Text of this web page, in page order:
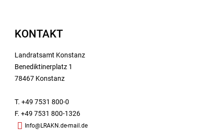
KONTAKT
Landratsamt Konstanz
Benediktinerplatz 1
78467 Konstanz
T. +49 7531 800-0
F. +49 7531 800-1326
Info@LRAKN.de-mail.de